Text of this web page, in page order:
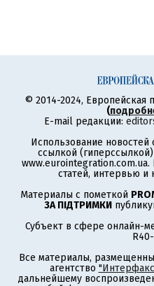
© 2014-2024, Европейская
(
E-mail редакции:
Использование новостей
ссылкой
www.eurointegration.com.ua.
статей, интервью и
Материалы с пометкой
ЗА ПІДТРИМКИ
Субъект в сфере онлайн-
Все материалы,
агентство
дальнейшему